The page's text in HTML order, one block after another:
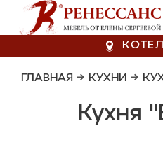
ГЛАВНАЯ → КУХНИ →
Кухня